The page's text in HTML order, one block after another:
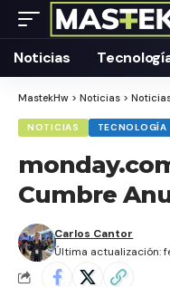
Noticias
MastekHw > Noticias >
NOTICIAS TECNOLOGÍA
Cumbre
Última actualización:
Carlos Cantor